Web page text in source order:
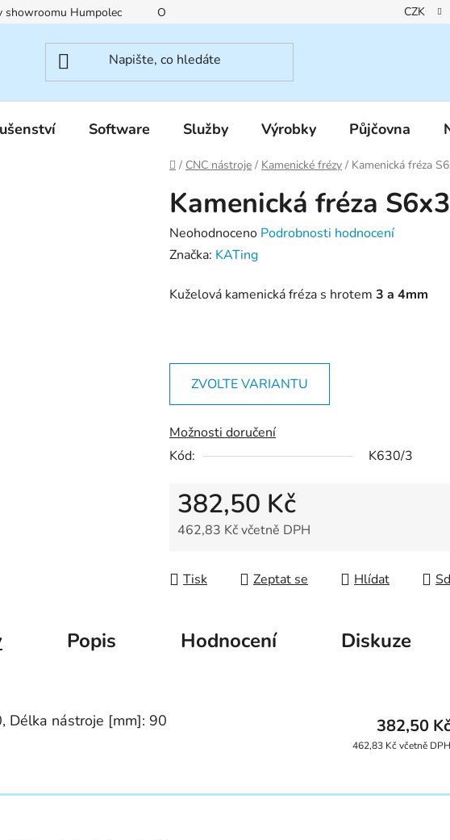
showroomu Humpolec O nás Reklamační řád
CZK
Software Služby Výrobky Půjčovna
Domů
/ CNC nástroje / Kamenické frézy / Kamenická fréza
Kamenická fréza
Průměrné
hodnocení
je
5
hvězdiček.
Neohodnoceno Podrobnosti hodnocení
Značka: KATing
Kuželová kamenická fréza s hrotem 3 a 4mm
ZVOLTE VARIANTU
Možnosti doručení
Kód:
K630/3
382,50 Kč
462,83 Kč včetně DPH
Tisk
Zeptat se Hlídat
Popis Hodnocení Diskuze
Délka nástroje [mm]: 90 382,50 Kč
462,83 Kč včetně DPH